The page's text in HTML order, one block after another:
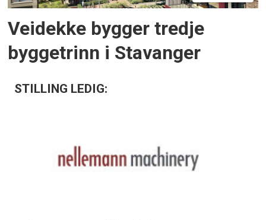
Veidekke bygger tredje
byggetrinn i Stavanger
STILLING LEDIG: